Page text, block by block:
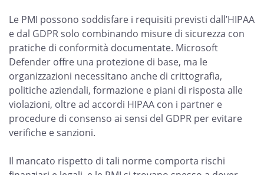
Le PMI possono soddisfare i requisiti previsti dall’HIPAA
e dal GDPR solo combinando misure di sicurezza con
pratiche di conformità documentate. Microsoft
Defender offre una protezione di base, ma le
organizzazioni necessitano anche di crittografia,
politiche aziendali, formazione e piani di risposta alle
violazioni, oltre ad accordi HIPAA con i partner e
procedure di consenso ai sensi del GDPR per evitare
verifiche e sanzioni.
Il mancato rispetto di tali norme comporta rischi